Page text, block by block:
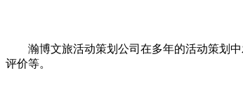
瀚博文旅活动策划公司在多年的活动策划中
评价等。